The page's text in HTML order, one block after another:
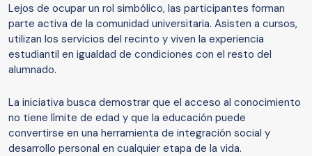
Lejos de ocupar un rol simbólico, las participantes forman
parte activa de la comunidad universitaria. Asisten a cursos,
utilizan los servicios del recinto y viven la experiencia
estudiantil en igualdad de condiciones con el resto del
alumnado.
La iniciativa busca demostrar que el acceso al conocimiento
no tiene límite de edad y que la educación puede
convertirse en una herramienta de integración social y
desarrollo personal en cualquier etapa de la vida.